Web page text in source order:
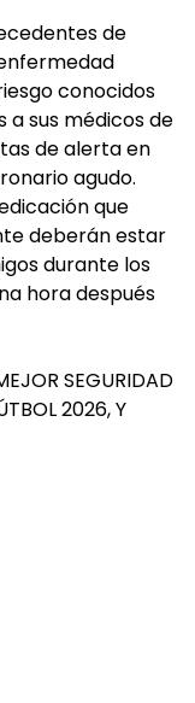
de
conocidos
sus médicos de
de alerta en
agudo.
que
deberán estar
durante los
hora después
SEGURIDAD
2026, Y